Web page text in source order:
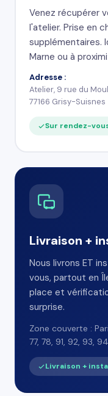
Venez récupérer
l'atelier. Prise en
supplémentaires.
Marne ou à
Adresse :
Atelier, 9 rue du
77166 Grisy-Suisnes
Sur rendez-
Livraison +
Nous livrons ET
vous, partout en
place et
surprise.
Zone couverte :
77, 78, 91, 92, 93,
Livraison +